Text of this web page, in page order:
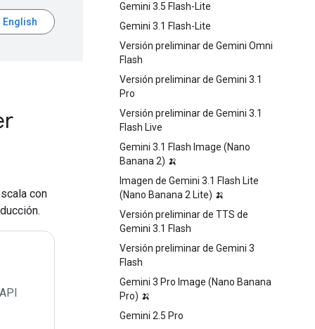
Gemini 3.5 Flash-Lite
Gemini 3.1 Flash-Lite
Versión preliminar de Gemini Omni
Flash
Versión preliminar de Gemini 3.1
Pro
Versión preliminar de Gemini 3.1
Flash Live
Gemini 3.1 Flash Image (Nano
Banana 2) 🍌
Imagen de Gemini 3.1 Flash Lite
(Nano Banana 2 Lite) 🍌
Versión preliminar de TTS de
Gemini 3.1 Flash
Versión preliminar de Gemini 3
Flash
Gemini 3 Pro Image (Nano Banana
Pro) 🍌
Gemini 2.5 Pro
con